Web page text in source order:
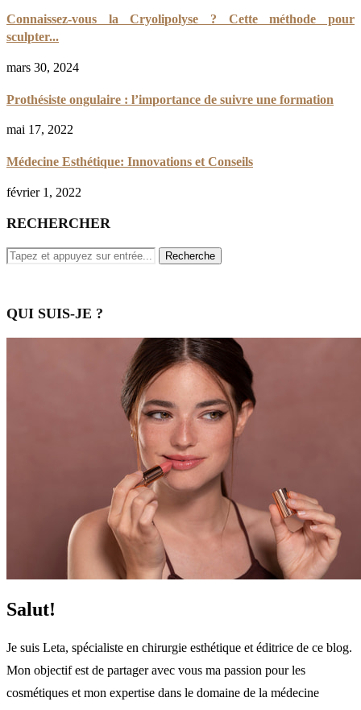
Connaissez-vous la Cryolipolyse ? Cette méthode pour
sculpter...
mars 30, 2024
Prothésiste ongulaire : l’importance de suivre une formation
mai 17, 2022
Médecine Esthétique: Innovations et Conseils
février 1, 2022
RECHERCHER
QUI SUIS-JE ?
Salut!
Je suis Leta, spécialiste en chirurgie esthétique et éditrice de ce blog.
Mon objectif est de partager avec vous ma passion pour les
cosmétiques et mon expertise dans le domaine de la médecine